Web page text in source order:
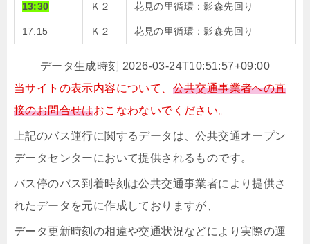
13:30 Ｋ２ 花見の里循環：影森先回り
17:15 Ｋ２ 花見の里循環：影森先回り
データ生成時刻 2026-03-24T10:51:57+09:00
当サイトの表示内容について、 公共交通事業者への直
接のお問合せはおこなわないでください。
上記のバス運行に関するデータは、公共交通オープン
データセンターにおいて提供されるものです。
バス停のバス到着時刻は公共交通事業者により提供さ
れたデータを元に作成しておりますが、
データ更新時刻の相違や交通状況などにより実際の運